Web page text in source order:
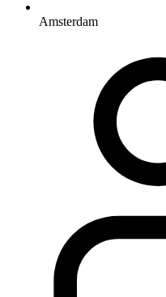
Amsterdam